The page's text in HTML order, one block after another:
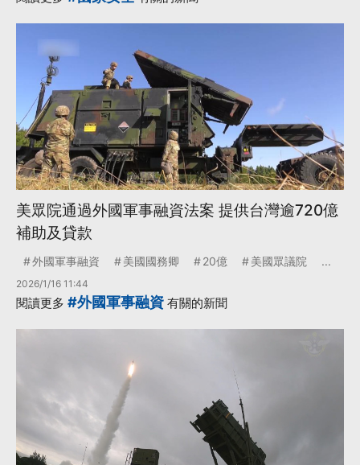
美眾院通過外國軍事融資法案 提供台灣逾720億
補助及貸款
外國軍事融資 美國國務卿 20億 美國眾議院 ...
2026/1/16 11:44
閱讀更多 #外國軍事融資 有關的新聞